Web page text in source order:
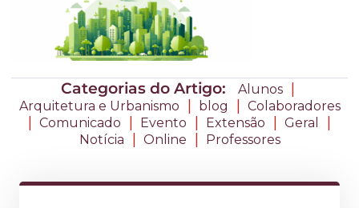
Categorias do Artigo: Alunos |
Arquitetura e Urbanismo | blog | Colaboradores
| Comunicado | Evento | Extensão | Geral |
Notícia | Online | Professores